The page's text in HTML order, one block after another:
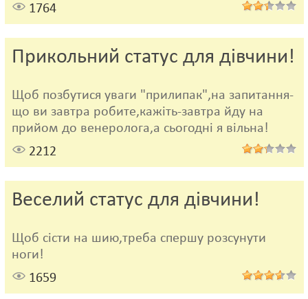
1764
Прикольний статус для дівчини!
Щоб позбутися уваги "прилипак",на запитання-
що ви завтра робите,кажіть-завтра йду на
прийом до венеролога,а сьогодні я вільна!
2212
Веселий статус для дівчини!
Щоб сісти на шию,треба спершу розсунути
ноги!
1659